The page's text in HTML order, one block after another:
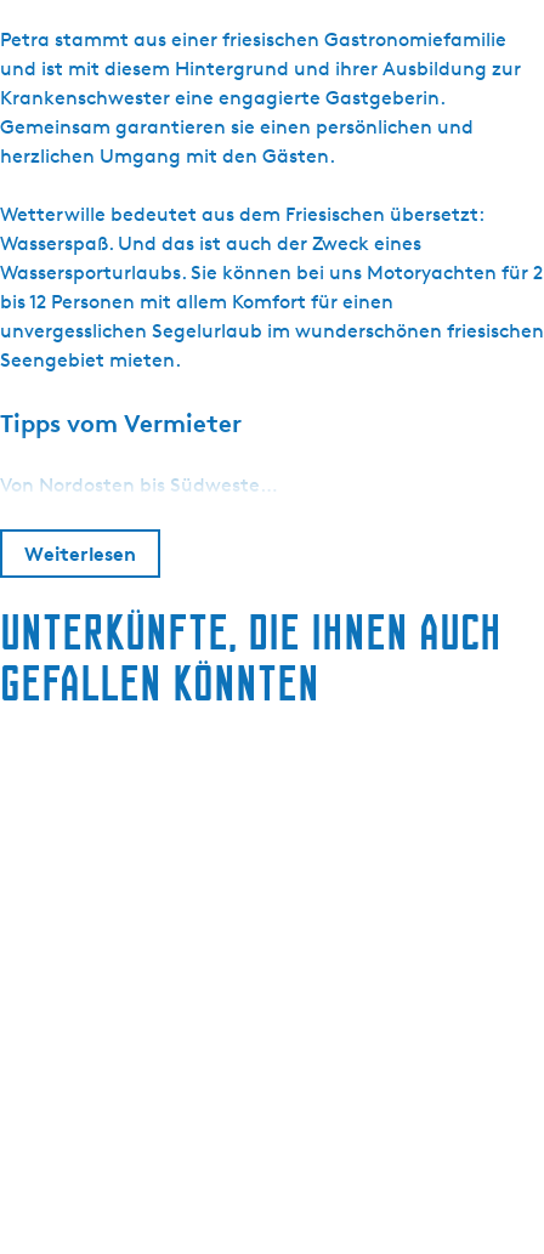
Petra stammt aus einer friesischen Gastronomiefamilie
und ist mit diesem Hintergrund und ihrer Ausbildung zur
Krankenschwester eine engagierte Gastgeberin.
Gemeinsam garantieren sie einen persönlichen und
herzlichen Umgang mit den Gästen.
Wetterwille bedeutet aus dem Friesischen übersetzt:
Wasserspaß. Und das ist auch der Zweck eines
Wassersporturlaubs. Sie können bei uns Motoryachten für 2
bis 12 Personen mit allem Komfort für einen
unvergesslichen Segelurlaub im wunderschönen friesischen
Seengebiet mieten.
Tipps vom Vermieter
Von Nordosten bis Südweste…
Weiterlesen
Unterkünfte, die Ihnen auch
gefallen könnten